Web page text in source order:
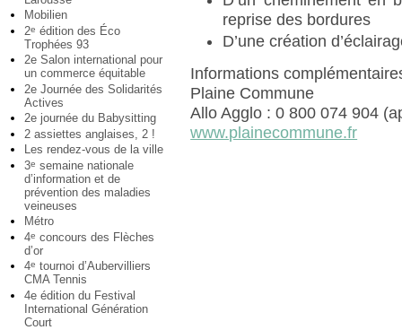
Mobilien
2e édition des Éco
Trophées 93
2e Salon international pour
un commerce équitable
2e Journée des Solidarités
Actives
2e journée du Babysitting
2 assiettes anglaises, 2 !
Les rendez-vous de la ville
3e semaine nationale
d’information et de
prévention des maladies
veineuses
Métro
4e concours des Flèches
d’or
4e tournoi d’Aubervilliers
CMA Tennis
4e édition du Festival
International Génération
Court
reprise des bordures
D’une création
Informations
Plaine Commune
Allo Agglo : 0 800 074 904
www.plainecommune.fr